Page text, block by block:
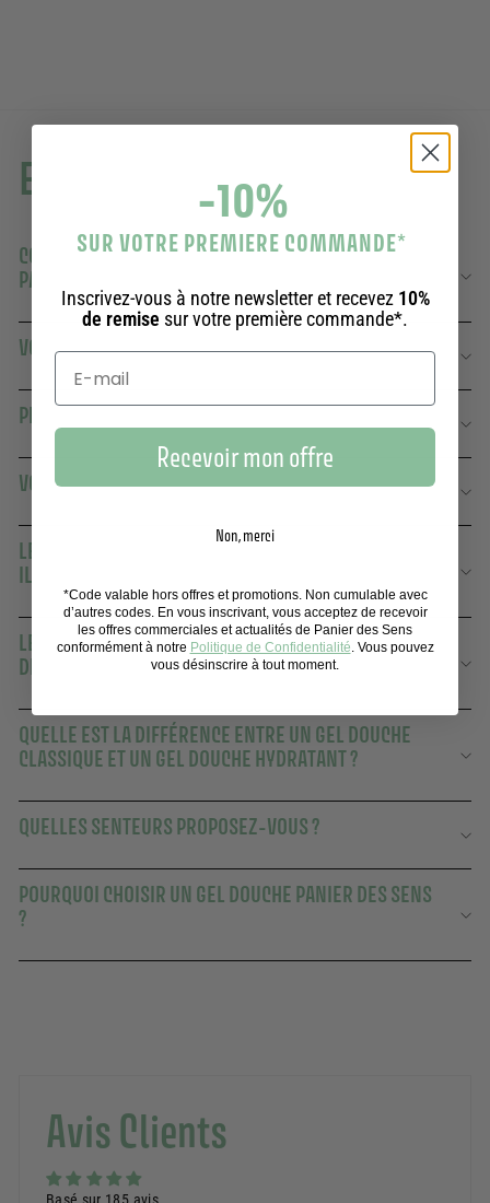
En savoir plus
COMBIEN DE TEMPS DURE UN TUBE DE GEL DOUCHE
PANIER DES SENS ?
VOS TUBES DE GELS DOUCHE SONT-ILS ÉCOLOGIQUES ?
PEUT-ON UTILISER VOS GELS DOUCHE AU QUOTIDIEN ?
VOS GELS DOUCHE SONT-ILS VEGAN ?
LES GELS DOUCHE PANIER DES SENS CONVIENNENT-
ILS AUX PEAUX SÈCHES ?
LE RITUEL DE LA DOUCHE : UN MOMENT SENSORIEL ET
DE DÉTENTE IMPORTANT
QUELLE EST LA DIFFÉRENCE ENTRE UN GEL DOUCHE
CLASSIQUE ET UN GEL DOUCHE HYDRATANT ?
QUELLES SENTEURS PROPOSEZ-VOUS ?
POURQUOI CHOISIR UN GEL DOUCHE PANIER DES SENS
?
Avis Clients
-10%
SUR VOTRE PREMIERE COMMANDE*
Inscrivez-vous à notre newsletter et recevez 10%
de remise sur votre première commande*.
Recevoir mon offre
Non, merci
*Code valable hors offres et promotions. Non cumulable avec
d’autres codes. En vous inscrivant, vous acceptez de recevoir
les offres commerciales et actualités de Panier des Sens
conformément à notre Politique de Confidentialité. Vous pouvez
vous désinscrire à tout moment.